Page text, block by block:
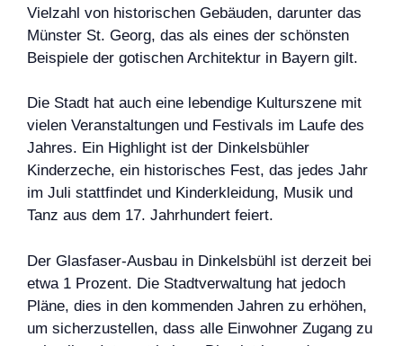
Vielzahl von historischen Gebäuden, darunter das
Münster St. Georg, das als eines der schönsten
Beispiele der gotischen Architektur in Bayern gilt.
Die Stadt hat auch eine lebendige Kulturszene mit
vielen Veranstaltungen und Festivals im Laufe des
Jahres. Ein Highlight ist der Dinkelsbühler
Kinderzeche, ein historisches Fest, das jedes Jahr
im Juli stattfindet und Kinderkleidung, Musik und
Tanz aus dem 17. Jahrhundert feiert.
Der Glasfaser-Ausbau in Dinkelsbühl ist derzeit bei
etwa 1 Prozent. Die Stadtverwaltung hat jedoch
Pläne, dies in den kommenden Jahren zu erhöhen,
um sicherzustellen, dass alle Einwohner Zugang zu